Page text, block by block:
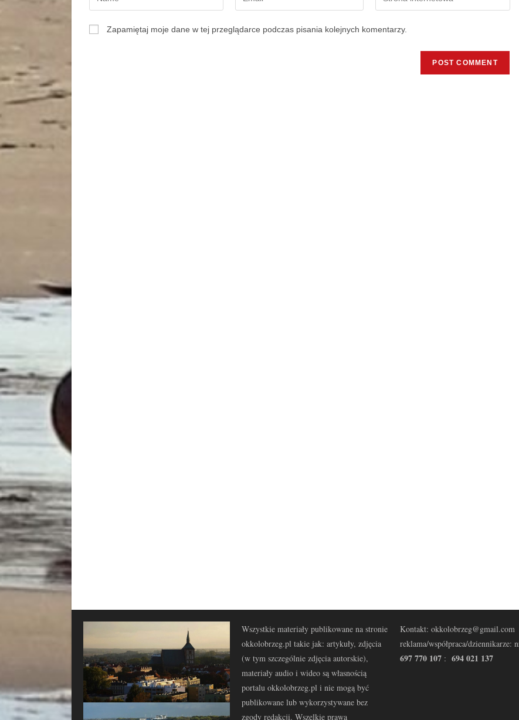
Zapamiętaj moje dane w tej przeglądarce podczas pisania kolejnych komentarzy.
Wszystkie materiały publikowane na stronie
okkolobrzeg.pl takie jak: artykuły, zdjęcia
(w tym szczególnie zdjęcia autorskie),
materiały audio i wideo są własnością
portalu okkolobrzeg.pl i nie mogą być
publikowane lub wykorzystywane bez
zgody redakcji. Wszelkie prawa
Kontakt: okkolobrzeg@gmail.com
reklama/współpraca/dziennikarze:
697 770 107 : 694 021 137